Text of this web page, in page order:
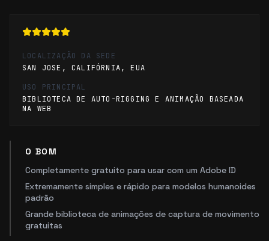
LOCALIZAÇÃO DA SEDE
SAN JOSE, CALIFÓRNIA, EUA
USO PRINCIPAL
BIBLIOTECA DE AUTO-RIGGING E ANIMAÇÃO BASEADA
NA WEB
O BOM
Completamente gratuito para usar com um Adobe ID
Extremamente simples e rápido para modelos humanoides
padrão
Grande biblioteca de animações de captura de movimento
gratuitas